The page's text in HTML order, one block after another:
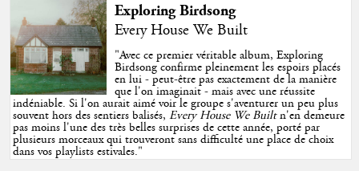
Exploring Birdsong
Every House We Built
"Avec ce premier véritable album, Exploring
Birdsong confirme pleinement les espoirs placés
en lui - peut-être pas exactement de la manière
que l'on imaginait - mais avec une réussite
indéniable. Si l'on aurait aimé voir le groupe s'aventurer un peu plus
souvent hors des sentiers balisés,Every House We Builtn'en demeure
pas moins l'une des très belles surprises de cette année, porté par
plusieurs morceaux qui trouveront sans difficulté une place de choix
dans vos playlists estivales."